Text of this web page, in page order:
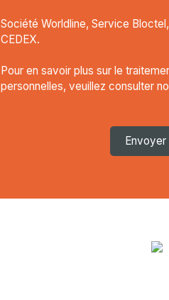
Société Worldline, Service Bloctel,
CEDEX.
Pour en savoir plus sur le
personnelles, veuillez consulter
Envoyer